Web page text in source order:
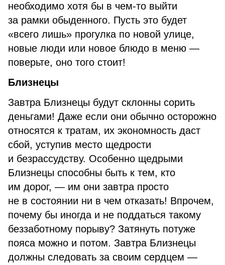
необходимо хотя бы в чем-то выйти
за рамки обыденного. Пусть это будет
«всего лишь» прогулка по новой улице,
новые люди или новое блюдо в меню —
поверьте, оно того стоит!
Близнецы
Завтра Близнецы будут склонны сорить
деньгами! Даже если они обычно осторожно
относятся к тратам, их экономность даст
сбой, уступив место щедрости
и безрассудству. Особенно щедрыми
Близнецы способны быть к тем, кто
им дорог, — им они завтра просто
не в состоянии ни в чем отказать! Впрочем,
почему бы иногда и не поддаться такому
беззаботному порыву? Затянуть потуже
пояса можно и потом. Завтра Близнецы
должны следовать за своим сердцем —